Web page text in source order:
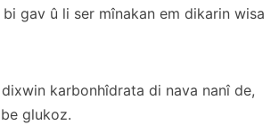
gav û li ser mînakan em dikarin wisa
karbonhîdrata di nava nanî de,
glukoz.